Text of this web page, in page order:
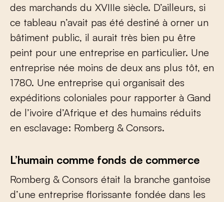
des marchands du XVIIIe siècle. D’ailleurs, si
ce tableau n’avait pas été destiné à orner un
bâtiment public, il aurait très bien pu être
peint pour une entreprise en particulier. Une
entreprise née moins de deux ans plus tôt, en
1780. Une entreprise qui organisait des
expéditions coloniales pour rapporter à Gand
de l’ivoire d’Afrique et des humains réduits
en esclavage: Romberg & Consors.
L’humain comme fonds de commerce
Romberg & Consors était la branche gantoise
d’une entreprise florissante fondée dans les